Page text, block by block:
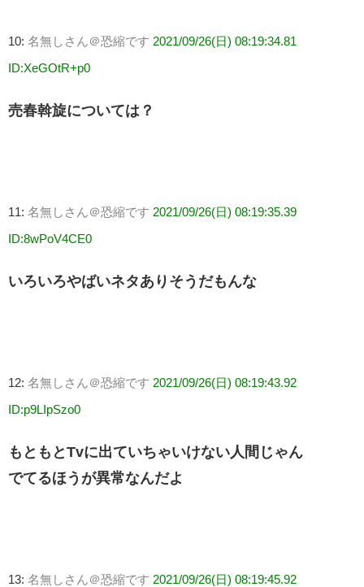
10: 名無しさん＠恐縮です 2021/09/26(日) 08:19:34.81
ID:XeGOtR+p0
売春斡旋については？
11: 名無しさん＠恐縮です 2021/09/26(日) 08:19:35.39
ID:8wPoV4CE0
いろいろやばいネタありそうだもんな
12: 名無しさん＠恐縮です 2021/09/26(日) 08:19:43.92
ID:p9LIpSzo0
もともとTvに出ていちゃいけない人間じゃん
でてるほうが異常なんだよ
13: 名無しさん＠恐縮です 2021/09/26(日) 08:19:45.92